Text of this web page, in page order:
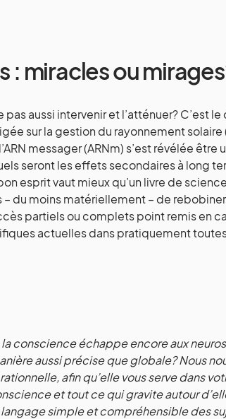
miracles ou
aussi intervenir et l’atténuer? C’est
sur la gestion du rayonnement solaire
messager (ARNm) s’est révélée
seront les effets secondaires à long
esprit vaut mieux qu’un livre de
du moins matériellement – de
partiels ou complets point remis en
actuelles dans pratiquement
conscience échappe encore aux
aussi précise que globale? Nous
afin qu’elle vous serve dans
et tout ce qui gravite autour
simple et compréhensible des